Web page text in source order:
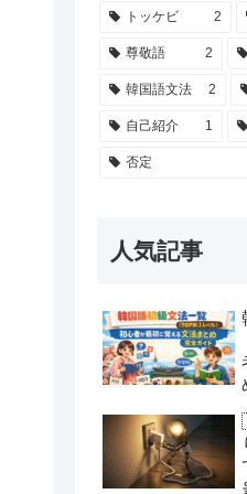
トッケビ 2
尊敬語 2
韓国語文法 2
自己紹介 1
否定
人気記事